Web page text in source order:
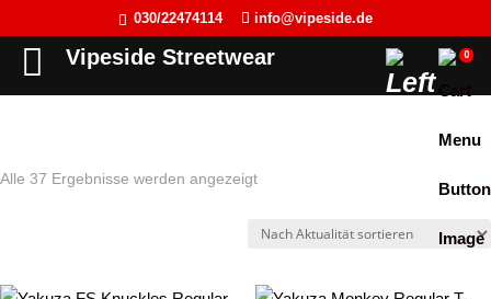
030/22474114 info@vipeside.de
Alle 37 Ergebnisse werden angezeigtNach
Aktualität
Vipeside Streetwear 0
Back
Picaldi
Back
Back
Sweat-Jacken
Back
Pullover